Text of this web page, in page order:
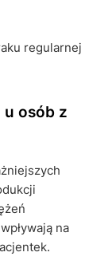
regularnej
osób z
na